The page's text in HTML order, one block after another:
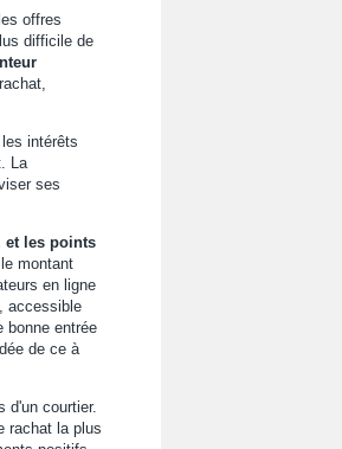
offres
difficile de
intérêts
La
ses
et les points
montant
en ligne
accessible
bonne entrée
de ce à
d'un courtier.
rachat la plus